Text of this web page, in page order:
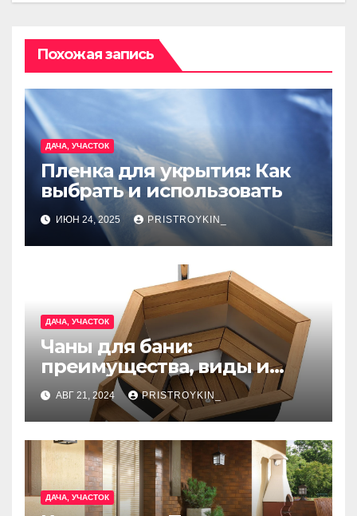
Похожая запись
ДАЧА, УЧАСТОК
Пленка для укрытия: Как
выбрать и использовать
ИЮН 24, 2025 PRISTROYKIN_
ДАЧА, УЧАСТОК
Чаны для бани:
преимущества, виды и
особенности
использования
АВГ 21, 2024 PRISTROYKIN_
ДАЧА, УЧАСТОК